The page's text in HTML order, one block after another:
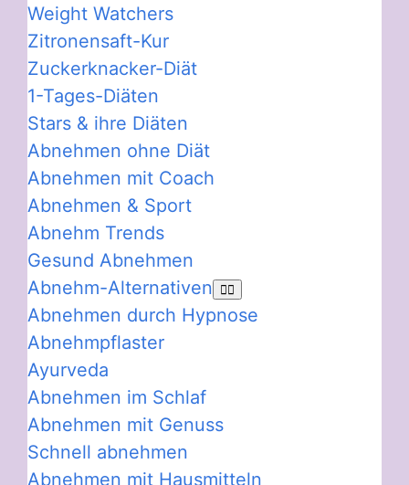
Weight Watchers
Zitronensaft-Kur
Zuckerknacker-Diät
1-Tages-Diäten
Stars & ihre Diäten
Abnehmen ohne Diät
Abnehmen mit Coach
Abnehmen & Sport
Abnehm Trends
Gesund Abnehmen
Abnehm-Alternativen
Abnehmen durch Hypnose
Abnehmpflaster
Ayurveda
Abnehmen im Schlaf
Abnehmen mit Genuss
Schnell abnehmen
Abnehmen mit Hausmitteln